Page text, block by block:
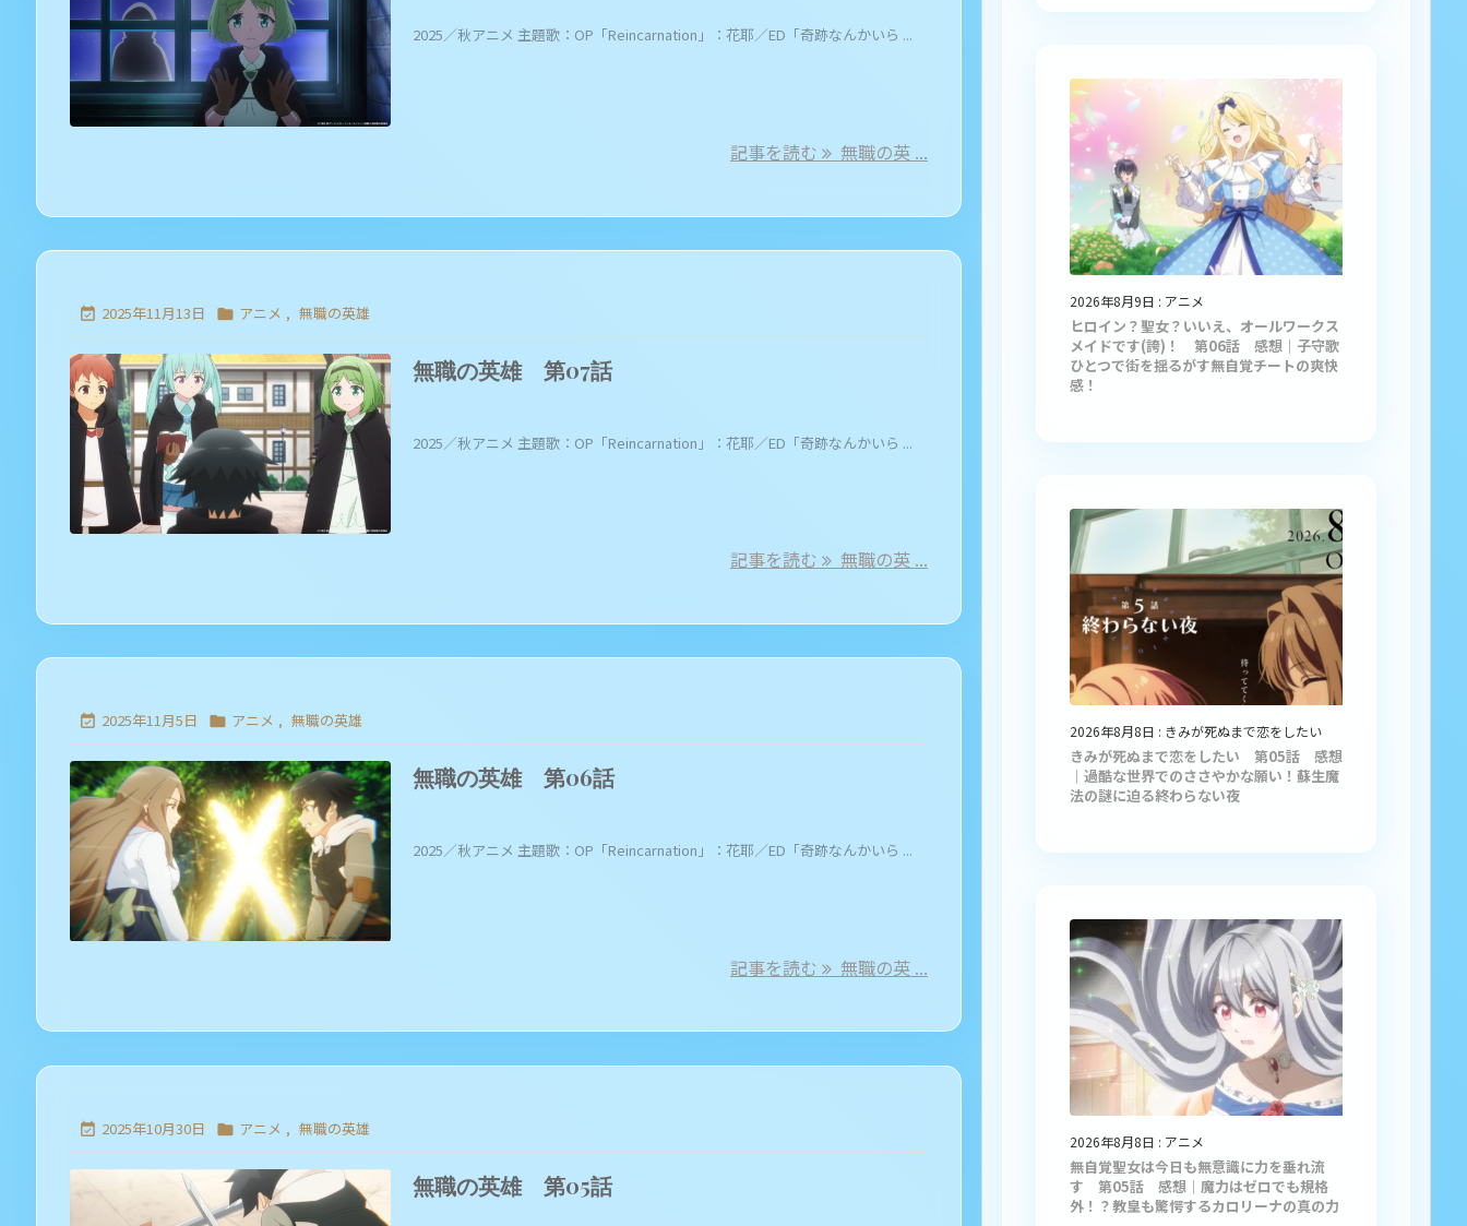
2025／秋アニメ 主題歌：OP「Reincarnation」：花耶／ED「奇跡なんかいら ...
記事を読む 無職の英 ...
 2025年11月13日  アニメ , 無職の英雄
無職の英雄 第07話
2025／秋アニメ 主題歌：OP「Reincarnation」：花耶／ED「奇跡なんかいら ...
記事を読む 無職の英 ...
 2025年11月5日  アニメ , 無職の英雄
無職の英雄 第06話
2025／秋アニメ 主題歌：OP「Reincarnation」：花耶／ED「奇跡なんかいら ...
記事を読む 無職の英 ...
 2025年10月30日  アニメ , 無職の英雄
無職の英雄 第05話
2026年8月9日 : アニメ
ヒロイン？聖女？いいえ、オールワークス
メイドです(誇)！ 第06話 感想｜子守歌
ひとつで街を揺るがす無自覚チートの爽快
感！
2026年8月8日 : きみが死ぬまで恋をしたい
きみが死ぬまで恋をしたい 第05話 感想
｜過酷な世界でのささやかな願い！蘇生魔
法の謎に迫る終わらない夜
2026年8月8日 : アニメ
無自覚聖女は今日も無意識に力を垂れ流
す 第05話 感想｜魔力はゼロでも規格
外！？教皇も驚愕するカロリーナの真の力